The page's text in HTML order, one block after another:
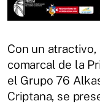
Con un
comarcal de la
el Grupo 76
Criptana, se